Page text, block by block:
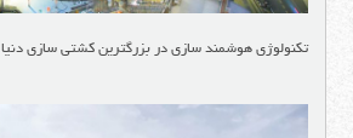
تکنولوژی هوشمند سازی در بزرگترین کشتی سازی دنیا